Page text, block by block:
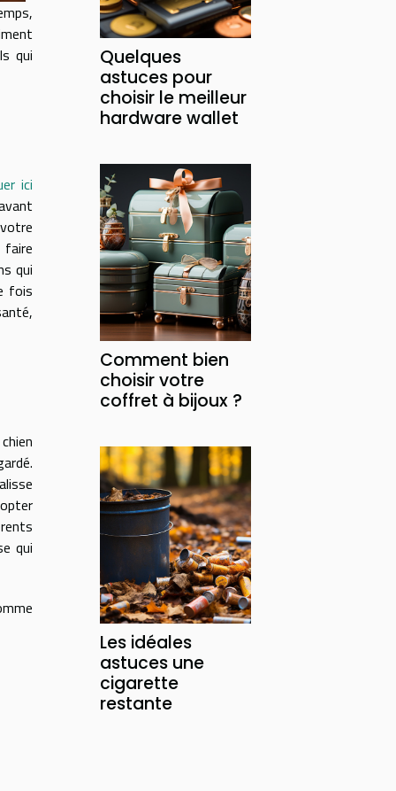
qui
ici
faire
qui
fois
qui
Quelques
astuces pour
choisir le meilleur
hardware wallet
Comment bien
choisir votre
coffret à bijoux ?
Les idéales
astuces une
cigarette
restante